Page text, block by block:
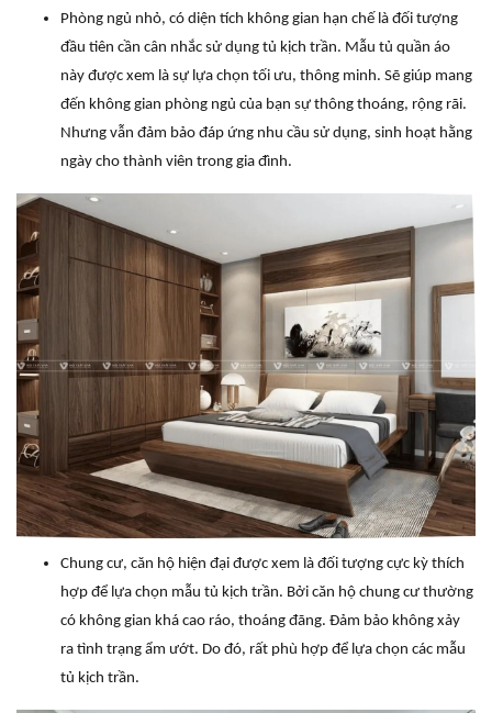
Phòng ngủ nhỏ, có diện tích không gian hạn chế là đối tượng
đầu tiên cần cân nhắc sử dụng tủ kịch trần. Mẫu tủ quần áo
này được xem là sự lựa chọn tối ưu, thông minh. Sẽ giúp mang
đến không gian phòng ngủ của bạn sự thông thoáng, rộng rãi.
Nhưng vẫn đảm bảo đáp ứng nhu cầu sử dụng, sinh hoạt hằng
ngày cho thành viên trong gia đình.
Chung cư, căn hộ hiện đại được xem là đối tượng cực kỳ thích
hợp để lựa chọn mẫu tủ kịch trần. Bởi căn hộ chung cư thường
có không gian khá cao ráo, thoáng đãng. Đảm bảo không xảy
ra tình trạng ẩm ướt. Do đó, rất phù hợp để lựa chọn các mẫu
tủ kịch trần.